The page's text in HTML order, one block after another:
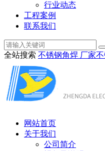
行业动态
工程案例
联系我们
全站搜索 不锈钢角焊 厂家
网站首页
关于我们
公司简介